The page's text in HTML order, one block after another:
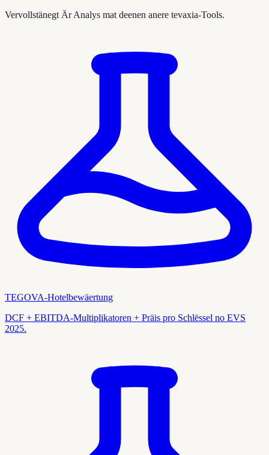
Vervollstänegt Är Analys mat deenen anere tevaxia-Tools.
TEGOVA-Hotelbewäertung
DCF + EBITDA-Multiplikatoren + Präis pro Schlëssel no EVS
2025.